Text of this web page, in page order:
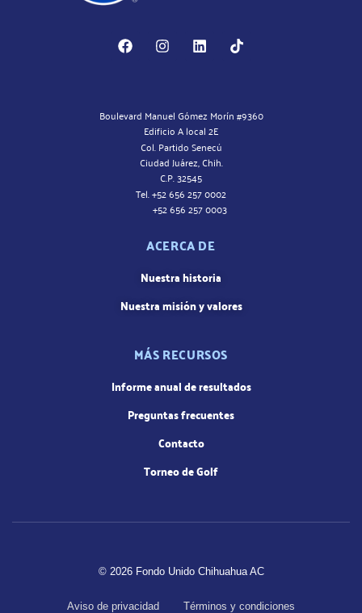
Boulevard Manuel Gómez Morín #9360
Edificio A local 2E
Col. Partido Senecú
Ciudad Juárez, Chih.
C.P. 32545
Tel. +52 656 257 0002
+52 656 257 0003
ACERCA DE
Nuestra historia
Nuestra misión y valores
MÁS RECURSOS
Informe anual de resultados
Preguntas frecuentes
Contacto
Torneo de Golf
© 2026 Fondo Unido Chihuahua AC
Aviso de privacidad Términos y condiciones